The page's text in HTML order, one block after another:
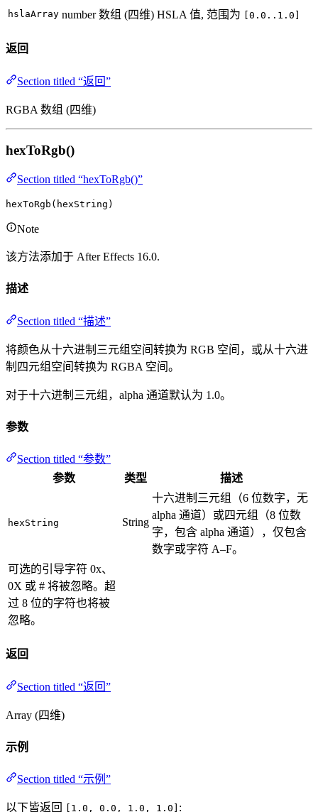
hslaArray number 数组 (四维) HSLA 值, 范围为 [0.0..1.0]
返回
Section titled “返回”
RGBA 数组 (四维)
hexToRgb()
Section titled “hexToRgb()”
hexToRgb(hexString)
Note
该方法添加于 After Effects 16.0.
描述
Section titled “描述”
将颜色从十六进制三元组空间转换为 RGB 空间，或从十六进
制四元组空间转换为 RGBA 空间。
对于十六进制三元组，alpha 通道默认为 1.0。
参数
Section titled “参数”
参数
类型 描述
hexString String
十六进制三元组（6 位数字，无
alpha 通道）或四元组（8 位数
字，包含 alpha 通道），仅包含
数字或字符 A–F。
可选的引导字符 0x、
0X 或 # 将被忽略。超
过 8 位的字符也将被
忽略。
返回
Section titled “返回”
Array (四维)
示例
Section titled “示例”
以下皆返回 [1.0, 0.0, 1.0, 1.0] :